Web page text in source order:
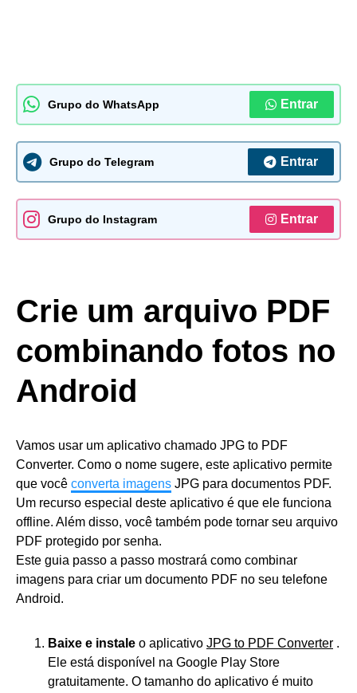
Grupo do WhatsApp Entrar
Grupo do Telegram Entrar
Grupo do Instagram Entrar
Crie um arquivo PDF
combinando fotos no
Android
Vamos usar um aplicativo chamado JPG to PDF
Converter. Como o nome sugere, este aplicativo permite
que você converta imagens JPG para documentos PDF.
Um recurso especial deste aplicativo é que ele funciona
offline. Além disso, você também pode tornar seu arquivo
PDF protegido por senha.
Este guia passo a passo mostrará como combinar
imagens para criar um documento PDF no seu telefone
Android.
Baixe e instale o aplicativo JPG to PDF Converter .
Ele está disponível na Google Play Store
gratuitamente. O tamanho do aplicativo é muito